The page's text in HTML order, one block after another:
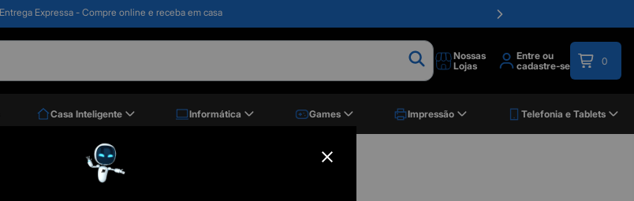
Clique e retire - Retire seu pedido em até 2 horas
Nossas
Lojas
Entre ou
cadastre-se
0
Casa Inteligente Informática Games Impressão Telefonia e Tablets
Cartucho HP F6V30AB nº 664XL Color 8ml